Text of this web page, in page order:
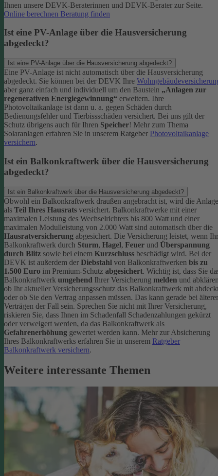
Ihnen unsere DEVK-Beraterinnen und DEVK-Berater zur Seite.
Online berechnen Beratung finden
Ist eine PV-Anlage über die Hausversicherung
abgedeckt?
Ist eine PV-Anlage über die Hausversicherung abgedeckt?
Eine PV-Anlage ist nicht automatisch über die Hausversicherung
abgedeckt. Sie können bei der DEVK Ihre
aber ganz einfach und individuell um den Baustein „Anlagen zur
regenerativen Energiegewinnung“ erweitern. Ihre
Photovoltaikanlage ist dann u. a. gegen Schäden durch
Bedienungsfehler und Tierbissschäden versichert. Bei uns gilt der
Schutz übrigens auch für Ihren Speicher! Mehr zum Thema
Solaranlagen erfahren Sie in unserem Ratgeber Photovoltaikanlage
versichern.
Ist ein Balkonkraftwerk über die Hausversicherung
abgedeckt?
Ist ein Balkonkraftwerk über die Hausversicherung abgedeckt?
Obwohl ein Balkonkraftwerk draußen angebracht ist, wird die Anlage
als Teil Ihres Hausrats versichert. Balkonkraftwerke mit einer
maximalen Leistung des Wechselrichters bis 800 Watt und einer
maximalen Modulleistung von 2.000 Watt sind automatisch über die
Hausratversicherung abgesichert. Die Versicherung leistet, wenn Ihr
Balkonkraftwerk durch Sturm, Hagel, Feuer und Überspannung
durch Blitz sowie bei einem Kurzschluss beschädigt wird. Bei der
DEVK ist außerdem der Diebstahl von Balkonkraftwerken bis zu
1.500 Euro im Premium-Schutz abgesichert. Wichtig ist, dass Sie
Balkonkraftwerk umgehend Ihrer Versicherung melden und
ob Ihr aktueller Versicherungsschutz das Balkonkraftwerk mit
oder ob Sie den Vertrag anpassen müssen. Das kann gerade bei
Verträgen der Fall sein. Sprechen Sie nicht mit Ihrer Versicherung,
riskieren Sie, dass Ihnen im Schadenfall Schadenzahlungen gekürzt
oder verweigert werden, da das Balkonkraftwerk als
Gefahrenerhöhung gewertet werden kann. Mehr zur Absicherung
Ihres Balkonkraftwerks erfahren Sie in unserem Ratgeber
Balkonkraftwerk versichern.
Weitere interessante Themen